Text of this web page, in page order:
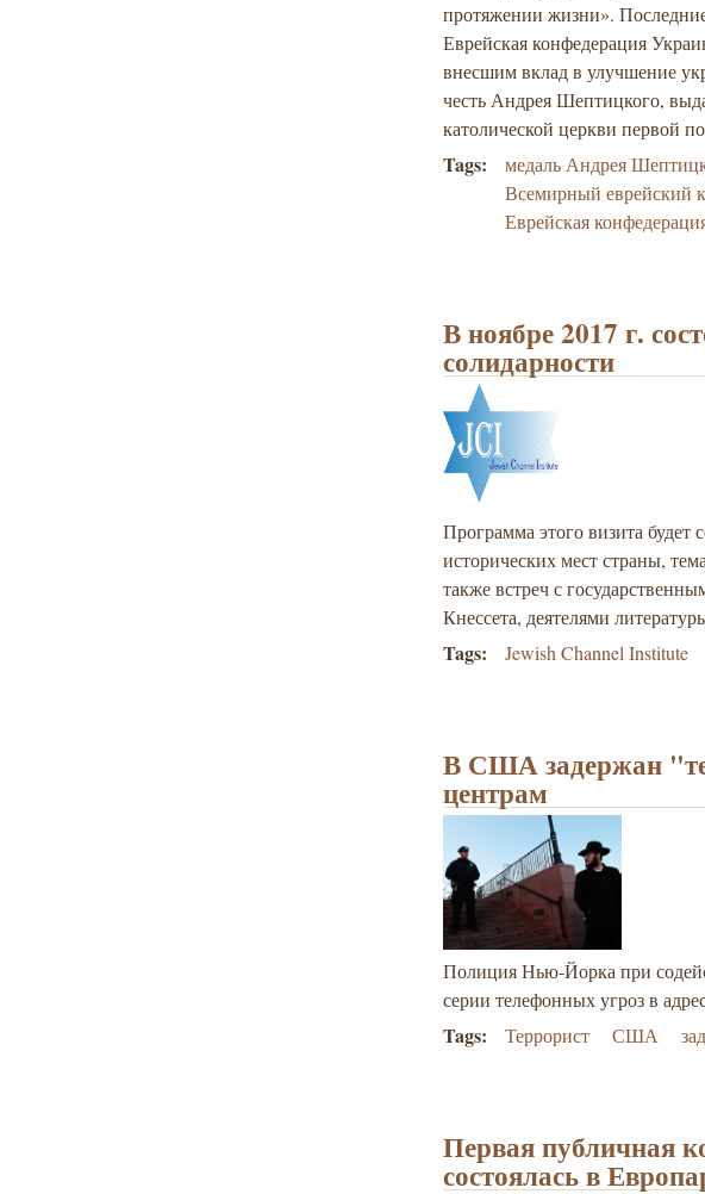
протяжении жизни».
Еврейская конфедерация
внесшим вклад в улучшение
честь Андрея Шептицкого,
католической церкви первой
Tags: медаль Андрея
Всемирный еврейский
Еврейская
В ноябре 2017 г.
солидарности
Программа этого визита будет
исторических мест страны,
также встреч с
Кнессета, деятелями
Tags: Jewish Channel Institute
В США задержан
центрам
Полиция Нью-Йорка при
серии телефонных угроз в
Tags: Террорист США
Первая публичная
состоялась в